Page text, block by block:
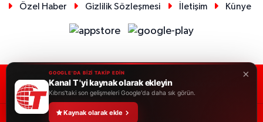
Özel Haber
Gizlilik Sözleşmesi İletişim Künye
RSS Copyright © 2026. Her hakkı saklıdır.
×
GOOGLE'DA BİZİ TAKİP EDİN
Kanal T 'yi kaynak olarak ekleyin
Kıbrıs'taki son gelişmeleri Google'da daha sık görün.
Kaynak olarak ekle